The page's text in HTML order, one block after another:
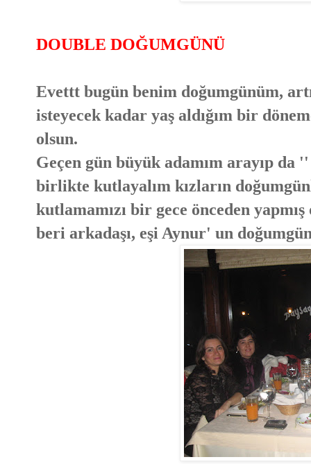
DOUBLE DOĞUMGÜNÜ
Evettt bugün benim doğumgünüm,
isteyecek kadar yaş aldığım bir
olsun.
Geçen gün büyük adamım arayıp da
birlikte kutlayalım kızların
kutlamamızı bir gece önceden
beri arkadaşı, eşi Aynur' un